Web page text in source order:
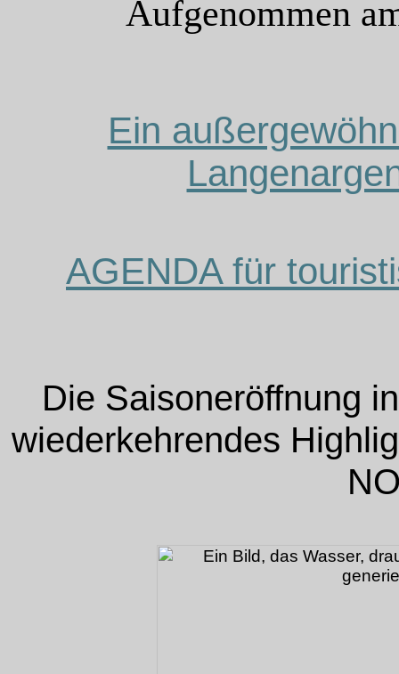
Aufgenommen
Ein
AGENDA für
Die Saisoneröffnung
wiederkehrendes